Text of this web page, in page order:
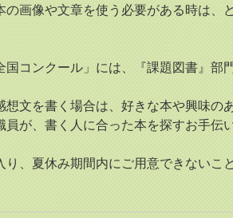
画像や文章を使う必要がある時は、
コンクール」には、『課題図書』部
文を書く場合は、好きな本や興味の
が、書く人に合った本を探すお手伝
、夏休み期間内にご用意できないこ